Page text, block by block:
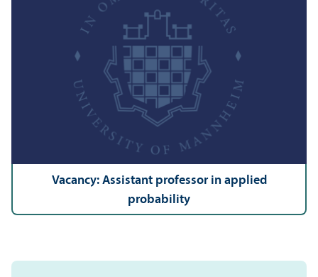
Vacancy: Assistant professor in applied
probability